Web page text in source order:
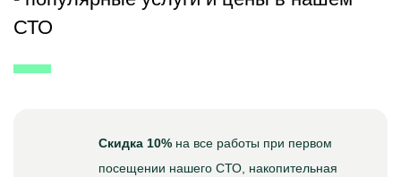
СТО
Скидка 10% на все работы при первом
посещении нашего СТО, накопительная